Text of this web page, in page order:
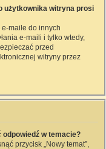
użytkownika witryna prosi
e-maile do innych
e-maili i tylko wtedy,
przed
witryny przez
w temacie?
przycisk „Nowy temat”,